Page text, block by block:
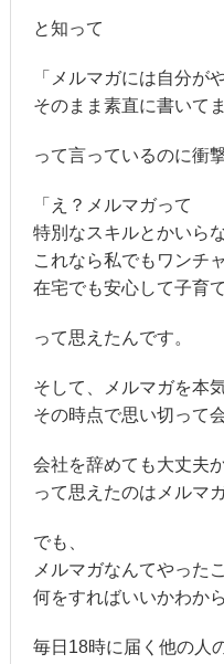
と知って
「メルマガには自分が
そのまま素直に書いてま
って言っているのに衝
「え？メルマガって
特別なスキルとかいら
これなら私でもワンチ
在宅でも安心して子育
って思えたんです。
そして、メルマガを本
その時点で思い切って
会社を辞めても大丈夫か
って思えたのはメルマ
でも、
メルマガなんてやった
何をすればいいかわか
毎日18時に届く他の人